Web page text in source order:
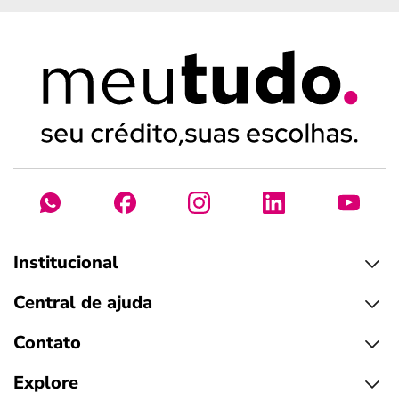
Institucional
Central de ajuda
Contato
Explore